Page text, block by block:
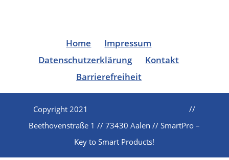
Home
Impressum
Datenschutzerklärung
Kontakt
Barrierefreiheit
Copyright 2021
//
Beethovenstraße 1 // 73430 Aalen // SmartPro –
Key to Smart Products!